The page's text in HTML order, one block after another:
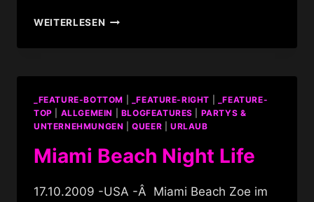
WEITERLESENEIN
IST
DORSCH
_FEATURE-BOTTOM _FEATURE-RIGHT
_FEATURE-
TOP
ALLGEMEIN BLOGFEATURES
PARTYS &
UNTERNEHMUNGEN |QUEER URLAUB
Miami Beach Night Life
17.10.2009 -USA -Â Miami Beach Zoe im